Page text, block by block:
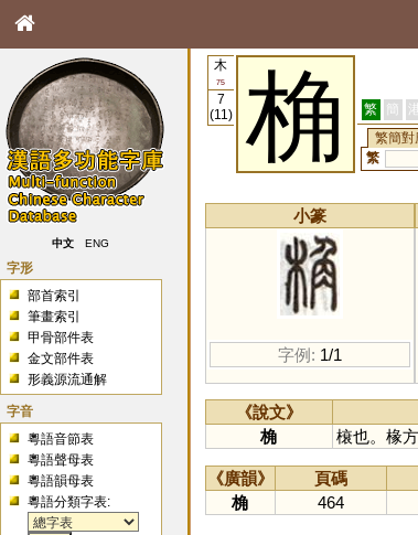
中文 ENG
字形
部首索引
筆畫索引
甲骨部件表
金文部件表
形義源流通解
字音
粵語音節表
粵語聲母表
粵語韻母表
粵語分類字表:
木
75
7
(11)
桷 繁 簡
繁簡對
繁
小篆
字例: 1/1
《說文》
桷
榱也。椽
《廣韻》 頁碼
桷
464